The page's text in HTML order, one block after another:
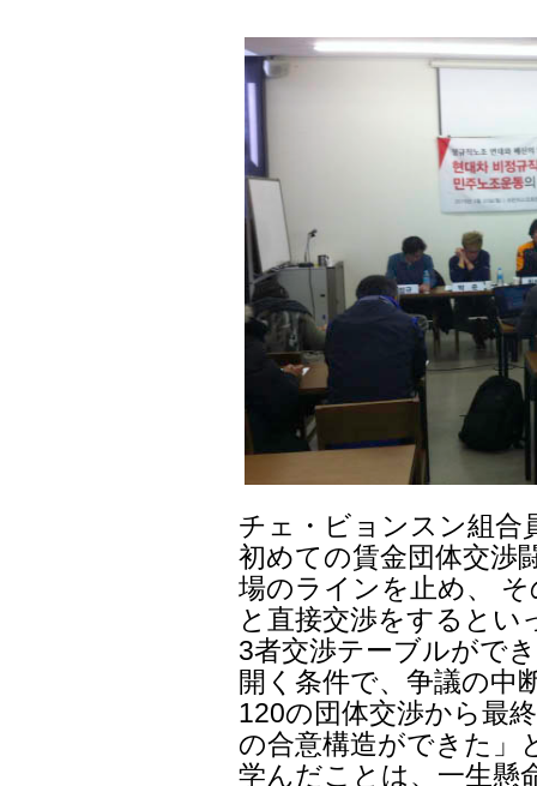
チェ・ビョンスン組合
初めての賃金団体交渉
場のラインを止め、
と直接交渉をするとい
3者交渉テーブルがで
開く条件で、争議の中
120の団体交渉から最
の合意構造ができた」
学んだことは、一生懸